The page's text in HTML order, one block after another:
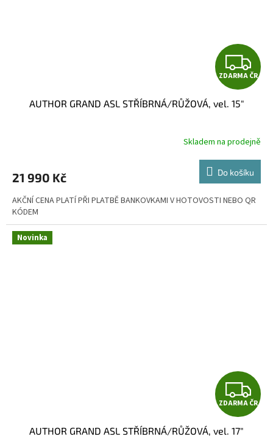
Z
D
R
M
A
ZDARMA ČR
AUTHOR GRAND ASL STŘÍBRNÁ/RŮŽOVÁ, vel. 15"
Skladem na prodejně
21 990 Kč Do košíku
AKČNÍ CENA PLATÍ PŘI PLATBĚ BANKOVKAMI V HOTOVOSTI NEBO QR
KÓDEM
Novinka
Z
D
ZDARMA ČR
AUTHOR GRAND ASL STŘÍBRNÁ/RŮŽOVÁ, vel. 17"